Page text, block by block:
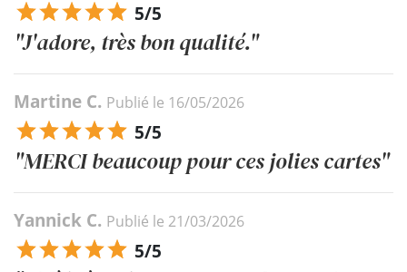
5/5
"J'adore, très bon qualité."
Martine C. Publié le 16/05/2026
5/5
"MERCI beaucoup pour ces jolies cartes"
Yannick C. Publié le 21/03/2026
5/5